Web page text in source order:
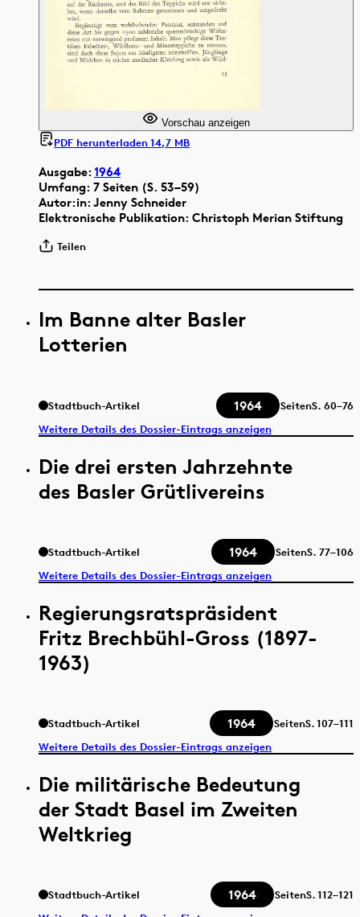
Ausgabe:1964
Umfang: 7 Seiten (S. 53–59)
Autor:in: Jenny Schneider
Elektronische Publikation: Christoph Merian Stiftung
Teilen
Vorschau anzeigen
PDF herunterladen 14,7 MB
Im Banne alter Basler
Lotterien
Stadtbuch-Artikel 1964 SeitenS. 60–76
Weitere Details des Dossier-Eintrags anzeigen
Die drei ersten Jahrzehnte
des Basler Grütlivereins
Stadtbuch-Artikel 1964 SeitenS. 77–106
Weitere Details des Dossier-Eintrags anzeigen
Regierungsratspräsident
Fritz Brechbühl-Gross (1897-
1963)
Stadtbuch-Artikel 1964 SeitenS.107–111
Weitere Details des Dossier-Eintrags anzeigen
Die militärische Bedeutung
der Stadt Basel im Zweiten
Weltkrieg
Stadtbuch-Artikel 1964 SeitenS.112–121